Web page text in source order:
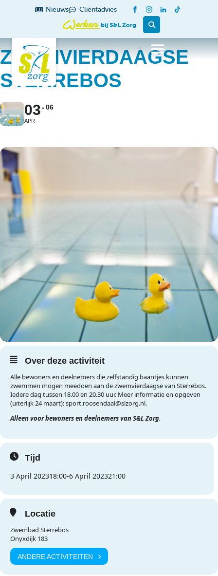
Nieuws Cliëntadvies
ZWEMVIERDAAGSE
STERREBOS
03
APR
06
Over deze activiteit
Alle bewoners en deelnemers die zelfstandig baantjes kunnen
zwemmen mogen meedoen aan de zwemvierdaagse van Sterrebos.
Iedere dag tussen 18.00 en 20.30 uur. Meer informatie en opgeven
(uiterlijk 24 maart): sport.roosendaal@slzorg.nl.
Alleen voor bewoners en deelnemers van S&L Zorg.
Tijd
3 April 202318:00-6 April 202321:00
Locatie
Zwembad Sterrebos
Onyxdijk 183
ANDERE ACTIVITEITEN